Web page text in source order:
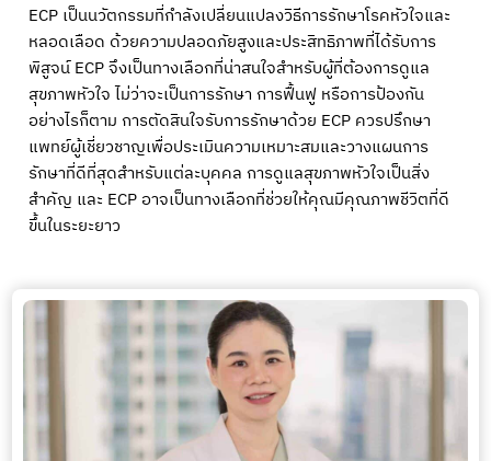
ECP เป็นนวัตกรรมที่กำลังเปลี่ยนแปลงวิธีการรักษาโรคหัวใจและ
หลอดเลือด ด้วยความปลอดภัยสูงและประสิทธิภาพที่ได้รับการ
พิสูจน์ ECP จึงเป็นทางเลือกที่น่าสนใจสำหรับผู้ที่ต้องการดูแล
สุขภาพหัวใจ ไม่ว่าจะเป็นการรักษา การฟื้นฟู หรือการป้องกัน
อย่างไรก็ตาม การตัดสินใจรับการรักษาด้วย ECP ควรปรึกษา
แพทย์ผู้เชี่ยวชาญเพื่อประเมินความเหมาะสมและวางแผนการ
รักษาที่ดีที่สุดสำหรับแต่ละบุคคล การดูแลสุขภาพหัวใจเป็นสิ่ง
สำคัญ และ ECP อาจเป็นทางเลือกที่ช่วยให้คุณมีคุณภาพชีวิตที่ดี
ขึ้นในระยะยาว